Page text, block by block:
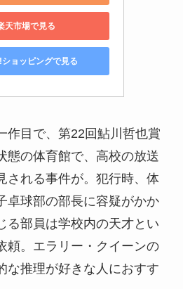
天市場で見る
ョッピングで見る
作目で、第22回鮎川哲也賞
態の体育館で、高校の放送
される事件が。犯行時、体
卓球部の部長に容疑がかか
る部員は学校内の天才とい
頼。エラリー・クイーンの
な推理が好きな人におすす